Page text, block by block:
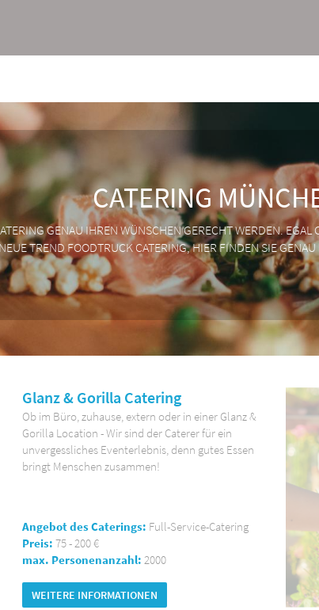
CATERING
GENAU IHREN WÜNSCHEN GERECHT WERDEN.
TREND FOODTRUCK CATERING, HIER FINDEN SIE
Glanz & Gorilla Catering
Ob im Büro, zuhause, extern oder in einer Glanz &
Gorilla Location - Wir sind der Caterer für ein
unvergessliches Eventerlebnis, denn gutes Essen
bringt Menschen zusammen!
Angebot des Caterings: Full-Service-Catering
Preis: 75 - 200 €
max. Personenanzahl: 2000
WEITERE INFORMATIONEN